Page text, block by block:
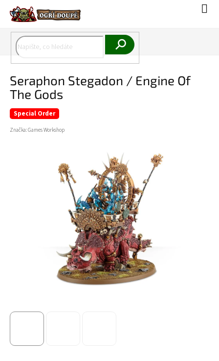
obsah
Seraphon Stegadon / Engine Of
The Gods
Special Order
Značka:Games Workshop